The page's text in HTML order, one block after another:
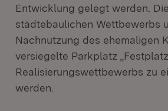
Entwicklung gelegt werden.
städtebaulichen Wettbewerbs
Nachnutzung des ehemaligen
versiegelte Parkplatz
Realisierungswettbewerbs zu
werden.